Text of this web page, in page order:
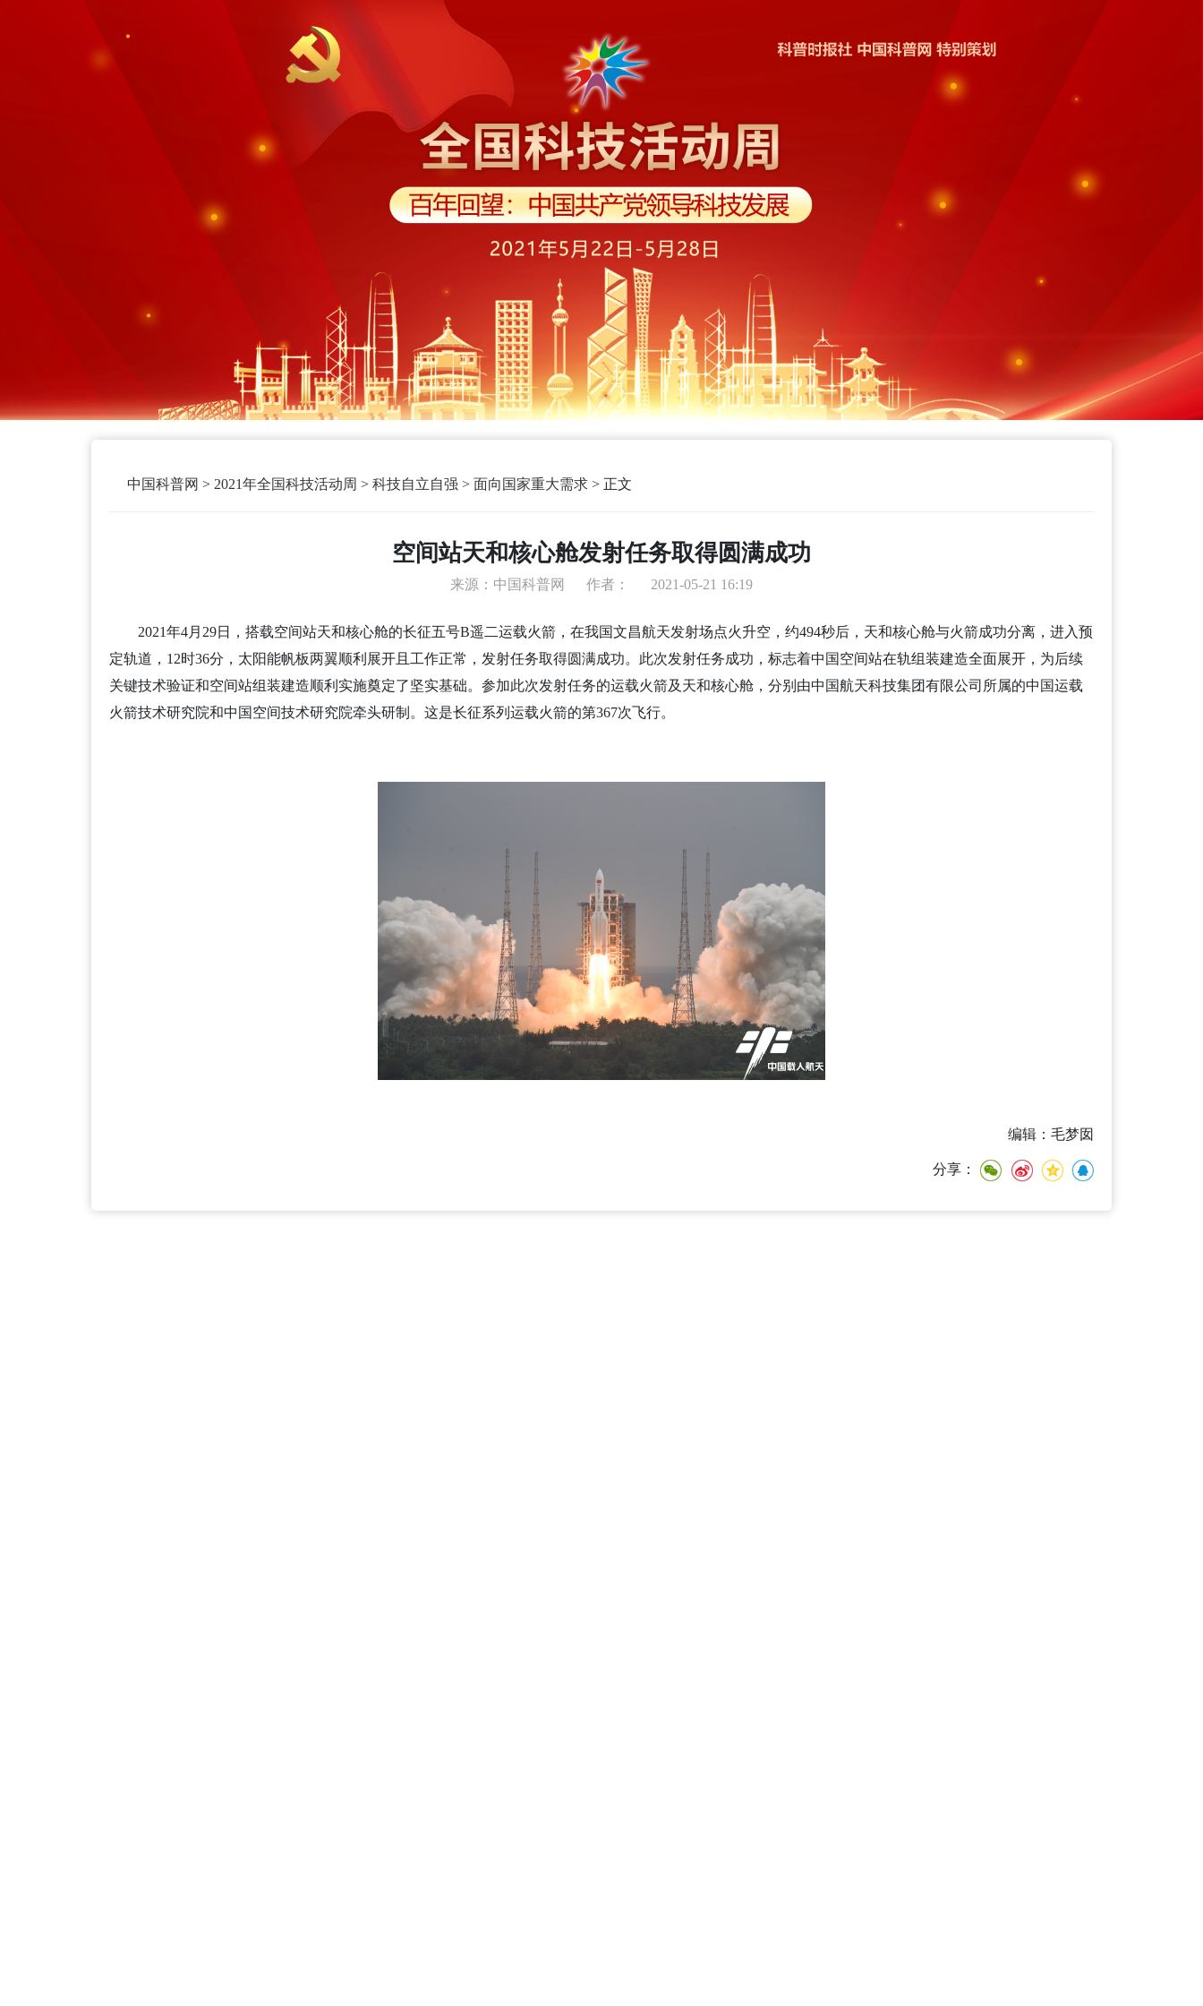
中国科普网 > 2021年全国科技活动周 > 科技自立自强 > 面向国家重大需求 > 正文
空间站天和核心舱发射任务取得圆满成功
来源：中国科普网 作者： 2021-05-21 16:19
2021年4月29日，搭载空间站天和核心舱的长征五号B遥二运载火箭，在我国文昌航天发射场点火升空，约494秒后，天和核心舱与火箭成功分离，进入预
定轨道，12时36分，太阳能帆板两翼顺利展开且工作正常，发射任务取得圆满成功。此次发射任务成功，标志着中国空间站在轨组装建造全面展开，为后续
关键技术验证和空间站组装建造顺利实施奠定了坚实基础。参加此次发射任务的运载火箭及天和核心舱，分别由中国航天科技集团有限公司所属的中国运载
火箭技术研究院和中国空间技术研究院牵头研制。这是长征系列运载火箭的第367次飞行。
编辑：毛梦囡
分享：